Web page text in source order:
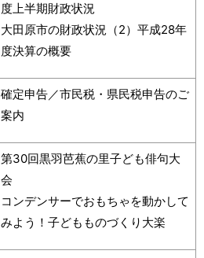
度上半期財政状況
大田原市の財政状況（2）平成28年
度決算の概要
確定申告／市民税・県民税申告のご
案内
第30回黒羽芭蕉の里子ども俳句大
会
コンデンサーでおもちゃを動かして
みよう！子どもものづくり大楽